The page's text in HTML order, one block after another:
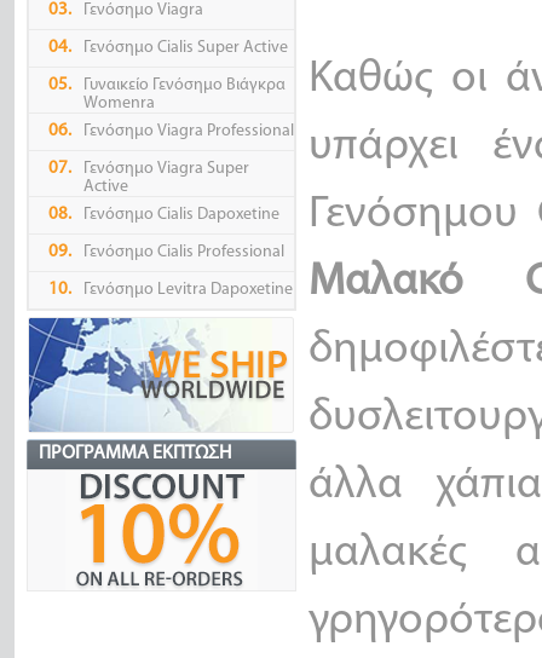
03. Γενόσημο Viagra
04. Γενόσημο Cialis Super Active
05.
Γυναικείο Γενόσημο Βιάγκρα
Womenra
06.
Γενόσημο Viagra Professional
07.
Γενόσημο Viagra Super
Active
08.
Γενόσημο Cialis Dapoxetine
09. Γενόσημο Cialis Professional
10. Γενόσημο Levitra Dapoxetine
ΠΡΌΓΡΑΜΜΑ ΈΚΠΤΩΣΗ
Καθώς οι
υπάρχει
Γενόσημου
Μαλακό
άλλα
μαλακές